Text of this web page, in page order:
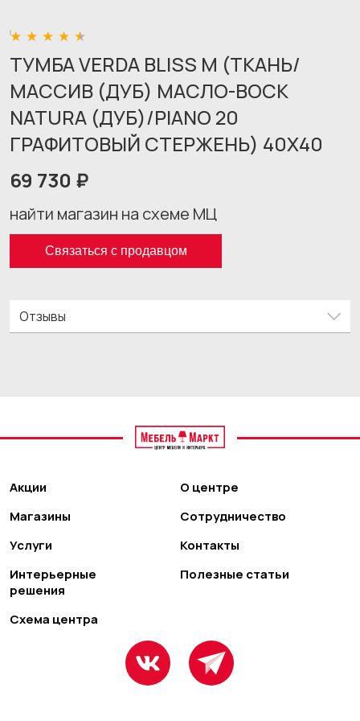
ТУМБА VERDA BLISS M (ТКАНЬ/
МАССИВ (ДУБ) МАСЛО-ВОСК
NATURA (ДУБ)/PIANO 20
ГРАФИТОВЫЙ СТЕРЖЕНЬ) 40X40
69 730 ₽
найти магазин на схеме МЦ
Связаться с продавцом
Отзывы
Акции
Магазины
Услуги
Интерьерные
решения
Схема центра
О центре
Сотрудничество
Контакты
Полезные статьи